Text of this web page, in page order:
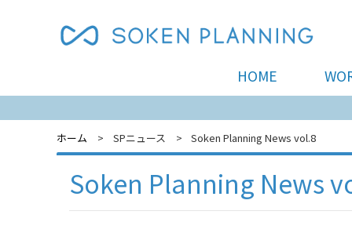
HOME
ホーム SPニュース Soken Planning News vol.8
Soken Planning News